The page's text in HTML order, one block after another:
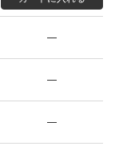
—
—
—